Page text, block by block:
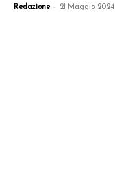
Redazione - 21 Maggio 2024